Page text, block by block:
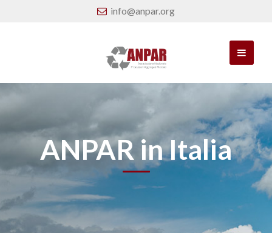
info@anpar.org
ANPAR in Italia